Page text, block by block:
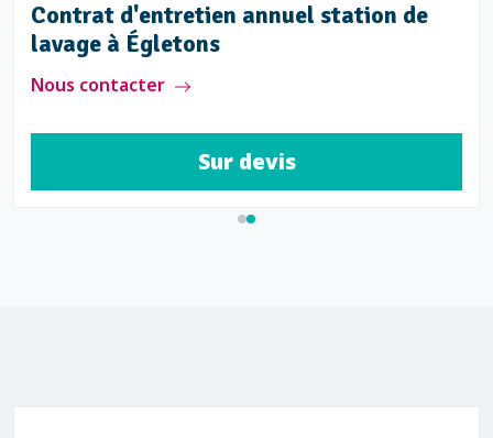
Contrat d'entretien annuel station de
lavage à Égletons
Nous contacter
Sur devis